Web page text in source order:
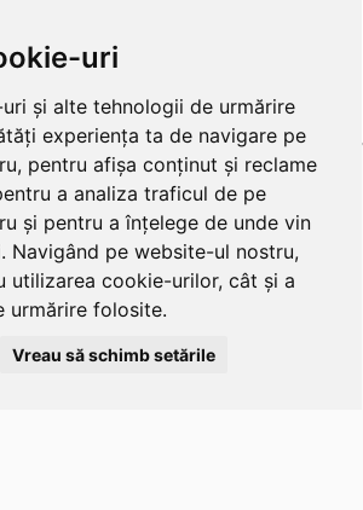
uri
și alte tehnologii de urmărire
experiența ta de navigare pe
pentru afișa conținut și reclame
a analiza traficul de pe
și pentru a înțelege de unde vin
Navigând pe website-ul nostru,
utilizarea cookie-urilor, cât și a
urmărire folosite.
Vreau să schimb setările